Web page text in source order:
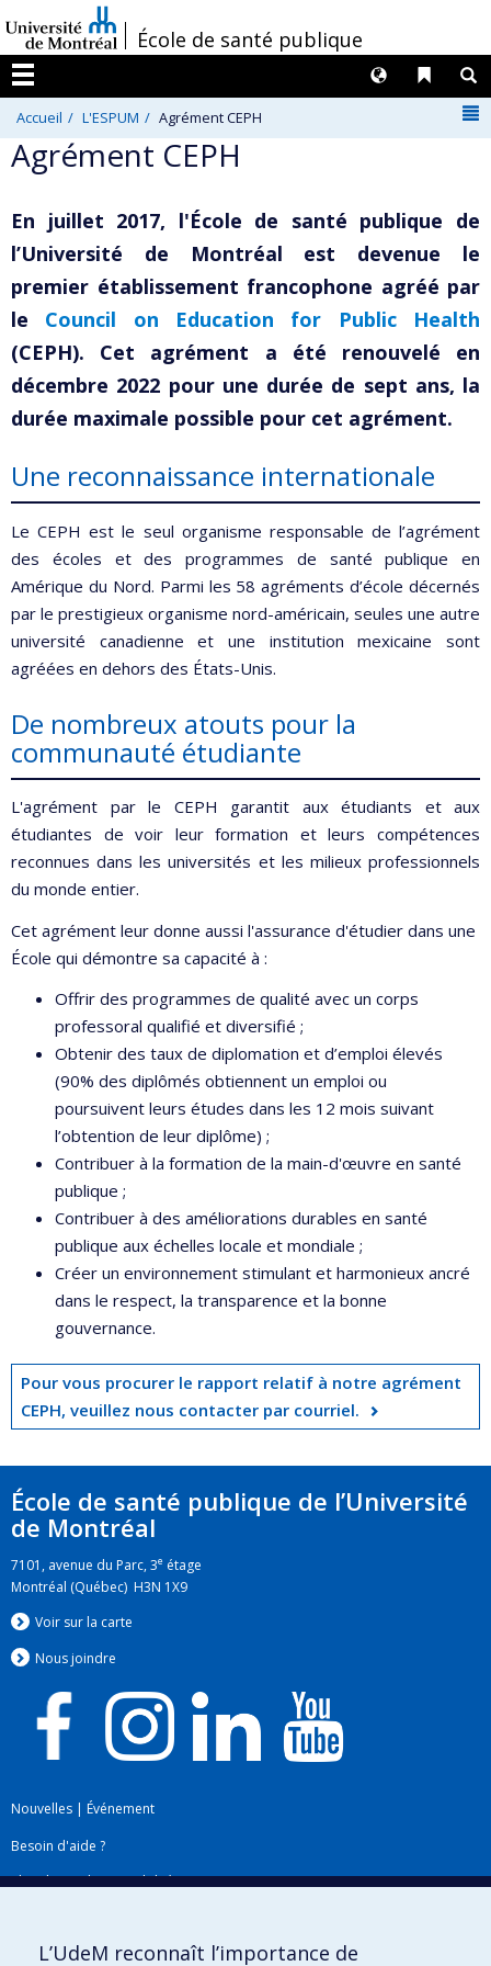
au
contenu
/École de santé publique
Menu
Liens
Langues
Accueil L'ESPUM Agrément CEPH
Agrément CEPH
En juillet 2017, l'École de santé publique de
l’Université de Montréal est devenue le
premier établissement francophone agréé par
le Council on Education for Public Health
(CEPH). Cet agrément a été renouvelé en
décembre 2022 pour une durée de sept ans, la
durée maximale possible pour cet agrément.
Une reconnaissance internationale
Le CEPH est le seul organisme responsable de l’agrément
des écoles et des programmes de santé publique en
Amérique du Nord. Parmi les 58 agréments d’école décernés
par le prestigieux organisme nord-américain, seules une autre
université canadienne et une institution mexicaine sont
agréées en dehors des États-Unis.
De nombreux atouts pour la
communauté étudiante
L'agrément par le CEPH garantit aux étudiants et aux
étudiantes de voir leur formation et leurs compétences
reconnues dans les universités et les milieux professionnels
du monde entier.
Cet agrément leur donne aussi l'assurance d'étudier dans une
École qui démontre sa capacité à :
Offrir des programmes de qualité avec un corps
professoral qualifié et diversifié ;
Obtenir des taux de diplomation et d’emploi élevés
(90% des diplômés obtiennent un emploi ou
poursuivent leurs études dans les 12 mois suivant
l’obtention de leur diplôme) ;
Contribuer à la formation de la main-d'œuvre en santé
publique ;
Contribuer à des améliorations durables en santé
publique aux échelles locale et mondiale ;
Créer un environnement stimulant et harmonieux ancré
dans le respect, la transparence et la bonne
gouvernance.
Pour vous procurer le rapport relatif à notre agrément
CEPH, veuillez nous contacter par courriel.
École de santé publique de l’Université
de Montréal
7101, avenue du Parc, 3e étage
Montréal (Québec) H3N 1X9
Voir sur la carte
Nous joindre
Nouvelles | Événement
Besoin d'aide ?
Plan du site|Accessibilité
L’UdeM reconnaît l’importance de